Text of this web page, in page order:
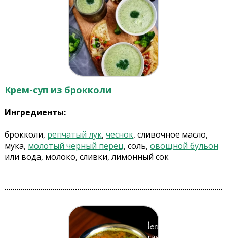
Крем-суп из брокколи
Ингредиенты:
брокколи, репчатый лук, чеснок, сливочное масло,
мука, молотый черный перец, соль, овощной бульон
или вода, молоко, сливки, лимонный сок